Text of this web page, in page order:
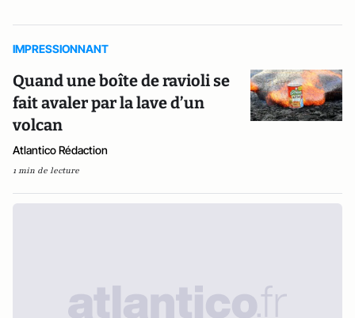
IMPRESSIONNANT
Quand une boîte de ravioli se
fait avaler par la lave d’un
volcan
Atlantico Rédaction
1 min de lecture